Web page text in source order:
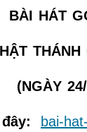
BÀI HÁT
(NGÀY
bai-